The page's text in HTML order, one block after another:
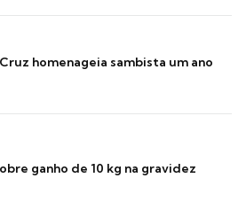
homenageia sambista um ano
ganho de 10 kg na gravidez